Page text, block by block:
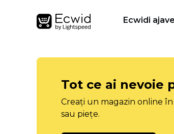
Ecwidi
Tot ce ai nevoie
Creați un magazin online
sau piețe.